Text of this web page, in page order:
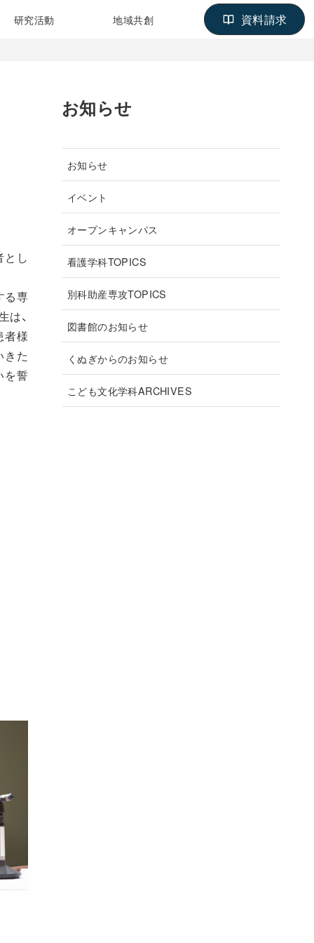
研究活動 地域共創 資料請求
とし
る専
は、
者様
きた
を誓
お知らせ
お知らせ
イベント
オープンキャンパス
看護学科TOPICS
別科助産専攻TOPICS
図書館のお知らせ
くぬぎからのお知らせ
こども文化学科ARCHIVES